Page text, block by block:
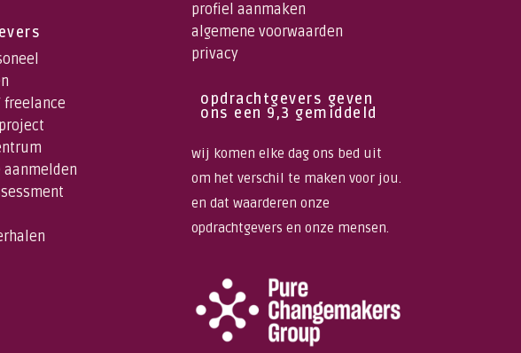
profiel aanmaken
algemene voorwaarden
privacy
opdrachtgevers geven
ons een 9,3 gemiddeld
wij komen elke dag ons bed uit
om het verschil te maken voor jou.
en dat waarderen onze
opdrachtgevers en onze mensen.